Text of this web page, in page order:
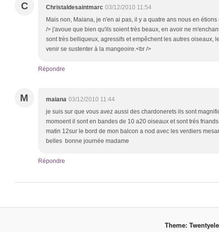
C Christaldesaintmarc 03/12/2010 11:54
Mais non, Maiana, je n'en ai pas, il y a quatre ans nous en
/> j'avoue que bien qu'ils soient très beaux, en avoir ne
sont très belliqueux, agressifs et empêchent les autres oiseaux,
venir se sustenter à la mangeoire.<br />
Répondre
M maiana 03/12/2010 11:44
je suis sur que vous avez aussi des chardonerets ils sont
momoent il sont en bandes de 10 a20 oiseaux et sont trés
matin 12sur le bord de mon balcon a nod avec les verdiers
belles bonne journée madame
Répondre
Theme: